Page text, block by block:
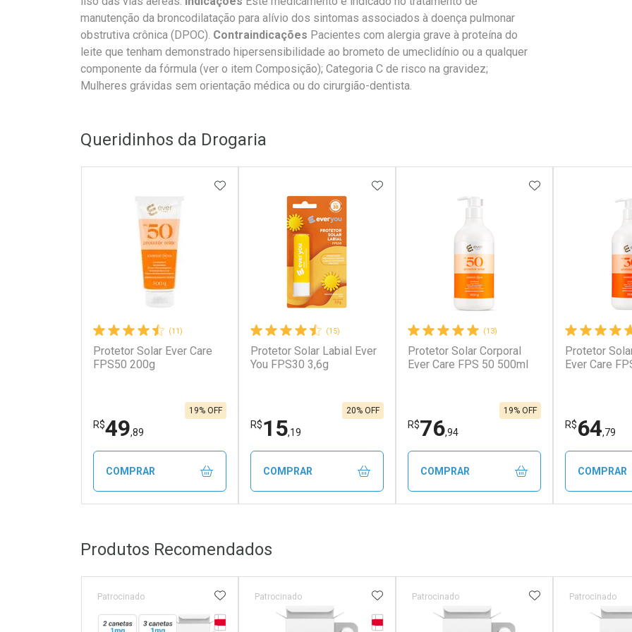
manutenção da broncodilatação para alívio dos sintomas associados à doença pulmonar
obstrutiva crônica (DPOC). Contraindicações Pacientes com alergia grave à proteína do
leite que tenham demonstrado hipersensibilidade ao brometo de umeclidínio ou a qualquer
componente da fórmula (ver o item Composição); Categoria C de risco na gravidez;
Mulheres grávidas sem orientação médica ou do cirurgião-dentista.
Queridinhos da Drogaria
(11)
Protetor Solar Ever Care
FPS50 200g
R$49,89
19% OFF
ADICIONAR AOS FAVORITOS
COMPRAR
Laboratório
Por Menos
(15)
Protetor Solar Labial Ever
You FPS30 3,6g
R$15,19
20% OFF
ADICIONAR AOS FAVORITOS
COMPRAR
Laboratório
Por Menos
(13)
Protetor Solar Corporal
Ever Care FPS 50 500ml
R$76,94
19% OFF
ADICIONAR AOS
COMPRAR
Protetor
Ever Care
R$64,79
COMPRAR
Produtos Recomendados
Tarja Vermelha
Patrocinado ADICIONAR AOS FAVORITOS
Tarja Vermelha
Patrocinado ADICIONAR AOS FAVORITOS
Patrocinado ADICIONAR AOS
Patrocinado